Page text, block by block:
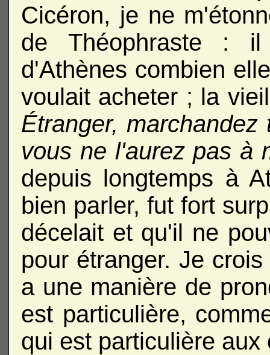
Cicéron, je ne
de Théophraste :
d'Athènes combien
voulait acheter ; la
Étranger, marchandez
vous ne l'aurez pas à
depuis longtemps à
bien parler, fut fort
décelait et qu'il ne
pour étranger. Je
a une manière de
est particulière,
qui est particulière